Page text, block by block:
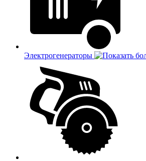
Электрогенераторы